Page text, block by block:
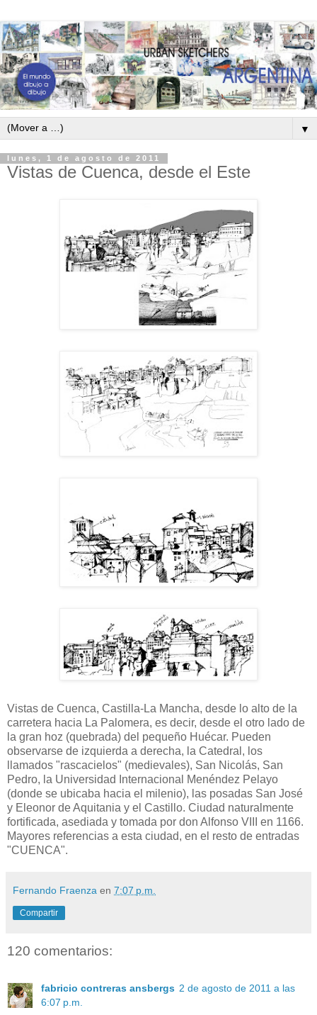
▼
lunes, 1 de agosto de 2011
Vistas de Cuenca, desde el Este
Vistas de Cuenca, Castilla-La Mancha, desde lo alto de la
carretera hacia La Palomera, es decir, desde el otro lado de
la gran hoz (quebrada) del pequeño Huécar. Pueden
observarse de izquierda a derecha, la Catedral, los
llamados "rascacielos" (medievales), San Nicolás, San
Pedro, la Universidad Internacional Menéndez Pelayo
(donde se ubicaba hacia el milenio), las posadas San José
y Eleonor de Aquitania y el Castillo. Ciudad naturalmente
fortificada, asediada y tomada por don Alfonso VIII en 1166.
Mayores referencias a esta ciudad, en el resto de entradas
"CUENCA".
Fernando Fraenza en 7:07 p.m.
Compartir
120 comentarios:
fabricio contreras ansbergs 2 de agosto de 2011 a las
6:07 p.m.